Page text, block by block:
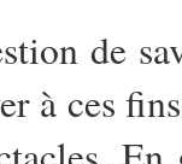
de
à ces